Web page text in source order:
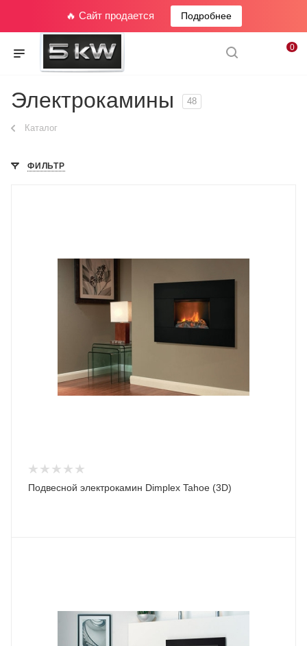
🔥 Сайт продается Подробнее
0
Электрокамины 48
Каталог
ФИЛЬТР
Подвесной электрокамин Dimplex Tahoe (3D)